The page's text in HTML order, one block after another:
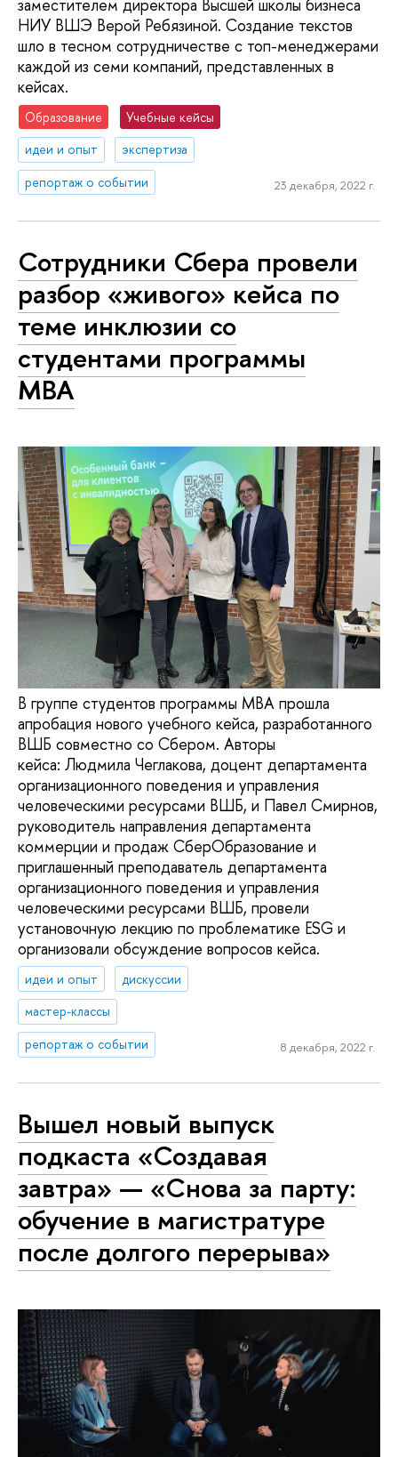
заместителем директора Высшей школы бизнеса
НИУ ВШЭ Верой Ребязиной. Создание текстов
шло в тесном сотрудничестве с топ-менеджерами
каждой из семи компаний, представленных в
кейсах.
Образование
Учебные кейсы
идеи и опыт
экспертиза
репортаж о событии
23 декабря, 2022 г.
Сотрудники Сбера провели
разбор «живого» кейса по
теме инклюзии со
студентами программы
MBA
В группе студентов программы MBA прошла
апробация нового учебного кейса, разработанного
ВШБ совместно со Сбером. Авторы
кейса: Людмила Чеглакова, доцент департамента
организационного поведения и управления
человеческими ресурсами ВШБ, и Павел Смирнов,
руководитель направления департамента
коммерции и продаж СберОбразование и
приглашенный преподаватель департамента
организационного поведения и управления
человеческими ресурсами ВШБ, провели
установочную лекцию по проблематике ESG и
организовали обсуждение вопросов кейса.
идеи и опыт
дискуссии
мастер-классы
репортаж о событии
8 декабря, 2022 г.
Вышел новый выпуск
подкаста «Создавая
завтра» — «Снова за парту:
обучение в магистратуре
после долгого перерыва»